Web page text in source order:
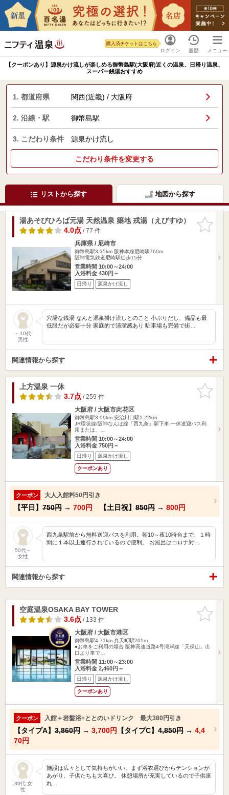
ログイン
購入済チケットはこちら
履歴 メニュー
【クーポンあり】源泉かけ流しが楽しめる御幣島駅(大阪府)近くの温泉、日帰り温泉、
スーパー銭湯おすすめ
1. 都道府県 関西(近畿) / 大阪府
2. 沿線・駅 御幣島駅
3. こだわり条件 源泉かけ流し
こだわり条件を変更する
リストから探す 地図から探す
お気に入
りに追加
湯あそびひろば元湯 天然温泉 築地 戎湯（えびすゆ）
4.0点/ 77 件
兵庫県 / 尼崎市
御幣島駅3.35km 阪神本線尼崎駅760m
阪神電気鉄道尼崎駅徒歩15分
営業時間 10:00～24:00
入浴料金 430円～
日帰り 源泉かけ流し
～10代
男性
穴場な銭湯 なんと源泉掛け流しとのこと 小ぶりだし、備品も最
低限だが必要十分 家庭的で清潔感あり 駐車場も完備で街…
関連情報から探す
お気に入
りに追加
上方温泉 一休
3.7点/ 259 件
大阪府 / 大阪市此花区
御幣島駅3.99km 安治川口駅1.22km
JR環状線/阪神なんば線「西九条」駅下車 一休送迎バス利
用または、…
営業時間 10:00～24:00
入浴料金 750円～
日帰り 源泉かけ流し
クーポンあり
クーポン 大人入館料50円引き
【平日】 750円 → 700円 【土日祝】 850円 → 800円
50代～
女性
西九条駅前から無料送迎バスを利用。朝10～夜10時台まで、１時
間に１本以上運行されているので便利。 お風呂はコロナ対…
関連情報から探す
お気に入
りに追加
空庭温泉OSAKA BAY TOWER
3.6点/ 133 件
大阪府 / 大阪市港区
御幣島駅4.71km 弁天町駅201m
●お車をご利用の場合 阪神高速道路4号湾岸線「天保山」出
口より車で…
営業時間 11:00～23:00
入浴料金 2,460円～
日帰り 源泉かけ流し
クーポンあり
クーポン 入館＋岩盤浴+ととのいドリンク 最大380円引き
【タイプA】 3,860円 → 3,700円 【タイプC】 4,850円 → 4,4
70円
30代 女
性
施設は広々として気持ちがいい。まず浴衣選びからテンションが
あがり、子供たちも大喜び。 休憩場所が充実しているので子供連
れ…